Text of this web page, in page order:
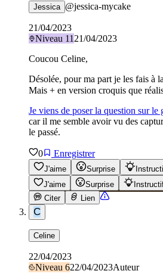
Jessica @jessica-mycake
21/04/2023
Niveau 11 21/04/2023
Coucou Celine,
Désolée, pour ma part je les fais à
Mais + en version croquis que
Je viens de poser la question sur
car il me semble avoir vu des
le passé.
0 Enregistrer
J'aime Surprise
J'aime
Surprise
Citer
Lien
C
Celine
22/04/2023
Niveau 622/04/2023Auteur